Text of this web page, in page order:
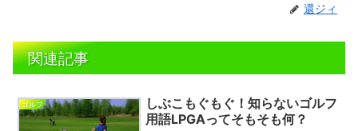
還ジィ
関連記事
ゴルフ
しぶこもぐもぐ！知らないゴルフ
用語LPGAってそもそも何？